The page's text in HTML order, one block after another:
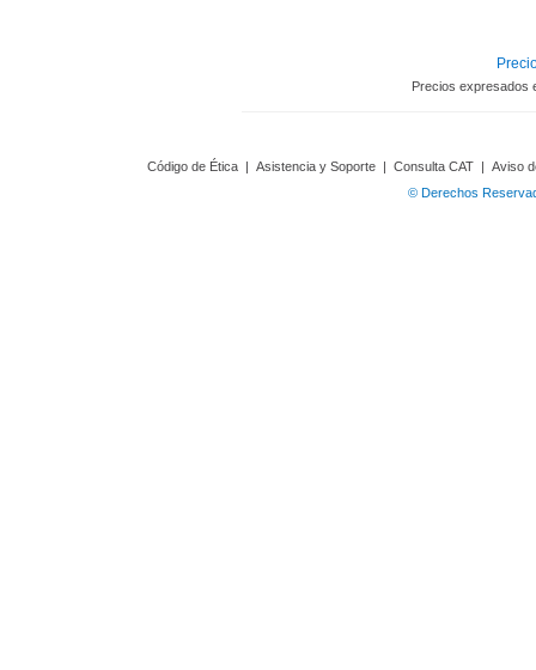
Precios expresados
Código de Ética | Asistencia y Soporte | Consulta CAT | Aviso
© Derechos